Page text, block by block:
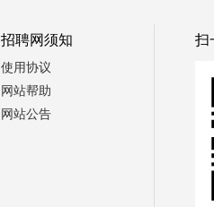
招聘网须知
使用协议
网站帮助
网站公告
扫